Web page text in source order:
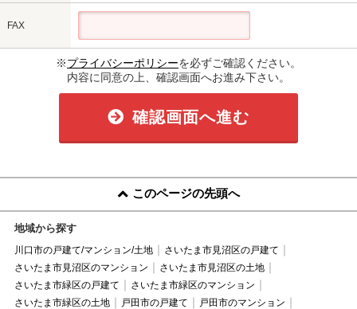
FAX
※プライバシーポリシーを必ずご確認ください。
内容に同意の上、確認画面へお進み下さい。
確認画面へ進む
このページの先頭へ
地域から探す
川口市の戸建て/マンション/土地
さいたま市見沼区の戸建て
さいたま市見沼区のマンション
さいたま市見沼区の土地
さいたま市緑区の戸建て
さいたま市緑区のマンション
さいたま市緑区の土地
戸田市の戸建て
戸田市のマンション